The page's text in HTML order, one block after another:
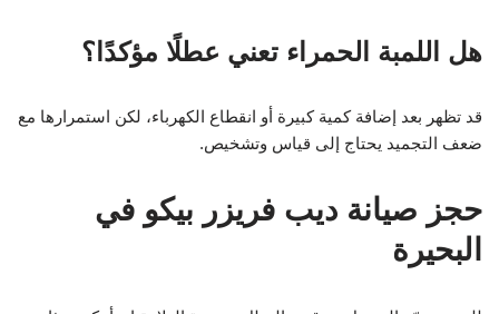
هل اللمبة الحمراء تعني عطلًا مؤكدًا؟
قد تظهر بعد إضافة كمية كبيرة أو انقطاع الكهرباء، لكن استمرارها مع
ضعف التجميد يحتاج إلى قياس وتشخيص.
حجز صيانة ديب فريزر بيكو في
البحيرة